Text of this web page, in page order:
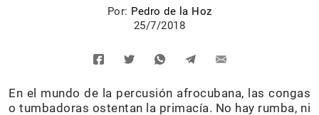
Por: Pedro de la Hoz
25/7/2018
En el mundo de la percusión afrocubana, las congas
o tumbadoras ostentan la primacía. No hay rumba, ni